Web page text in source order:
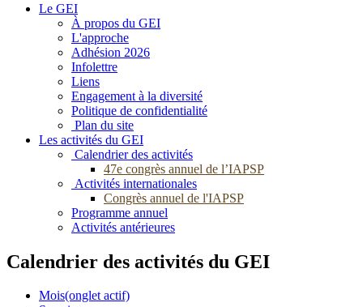
Le GEI
À propos du GEI
L'approche
Adhésion 2026
Infolettre
Liens
Engagement à la diversité
Politique de confidentialité
Plan du site
Les activités du GEI
Calendrier des activités
47e congrès annuel de l’IAPSP
Activités internationales
Congrès annuel de l'IAPSP
Programme annuel
Activités antérieures
Calendrier des activités du GEI
Mois(onglet actif)